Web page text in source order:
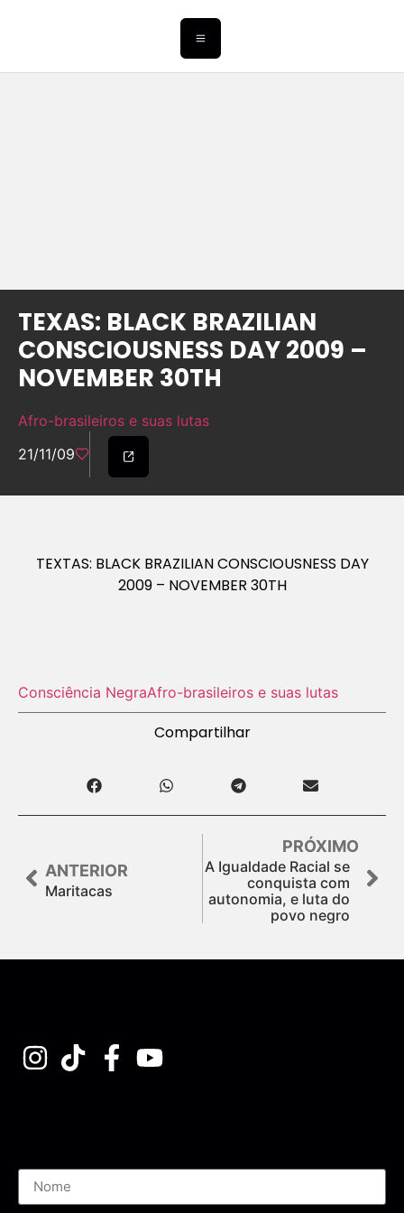
TEXAS: BLACK BRAZILIAN
CONSCIOUSNESS DAY 2009 –
NOVEMBER 30TH
Afro-brasileiros e suas lutas
21/11/09
TEXTAS: BLACK BRAZILIAN CONSCIOUSNESS DAY
2009 – NOVEMBER 30TH
Consciência NegraAfro-brasileiros e suas lutas
Compartilhar
ANTERIOR
Maritacas
PRÓXIMO
A Igualdade Racial se
conquista com
autonomia, e luta do
povo negro